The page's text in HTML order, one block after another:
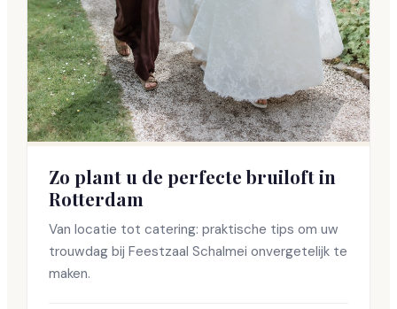
Zo plant u de perfecte bruiloft in
Rotterdam
Van locatie tot catering: praktische tips om uw
trouwdag bij Feestzaal Schalmei onvergetelijk te
maken.